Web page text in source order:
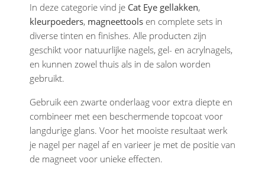
In deze categorie vind je Cat Eye gellakken,
kleurpoeders, magneettools en complete sets in
diverse tinten en finishes. Alle producten zijn
geschikt voor natuurlijke nagels, gel- en acrylnagels,
en kunnen zowel thuis als in de salon worden
gebruikt.
Gebruik een zwarte onderlaag voor extra diepte en
combineer met een beschermende topcoat voor
langdurige glans. Voor het mooiste resultaat werk
je nagel per nagel af en varieer je met de positie van
de magneet voor unieke effecten.